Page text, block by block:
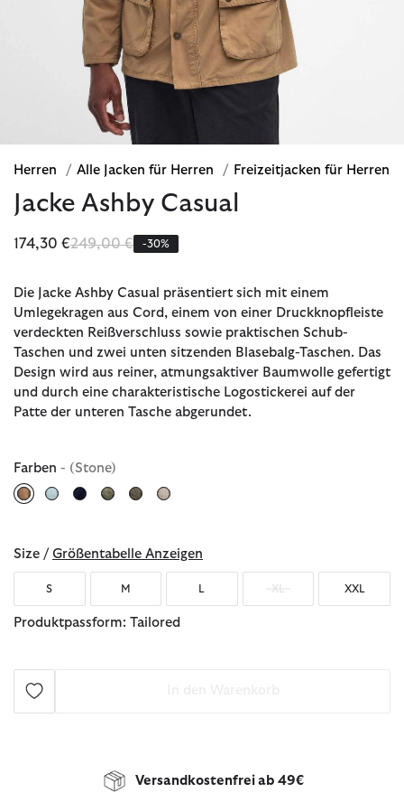
Herren / Alle Jacken für Herren / Freizeitjacken für Herren
Jacke Ashby Casual
174,30 €Reduziert von
249,00 €bis-30%
Die Jacke Ashby Casual präsentiert sich mit einem
Umlegekragen aus Cord, einem von einer Druckknopfleiste
verdeckten Reißverschluss sowie praktischen Schub-
Taschen und zwei unten sitzenden Blasebalg-Taschen. Das
Design wird aus reiner, atmungsaktiver Baumwolle gefertigt
und durch eine charakteristische Logostickerei auf der
Patte der unteren Tasche abgerundet.
Farben - (Stone)
Size / Größentabelle Anzeigen
S M L XL XXL
Produktpassform: Tailored
Versandkostenfrei ab 49€